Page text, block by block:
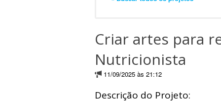
Criar artes para
Nutricionista
11/09/2025 às 21:12
Descrição do Projeto: